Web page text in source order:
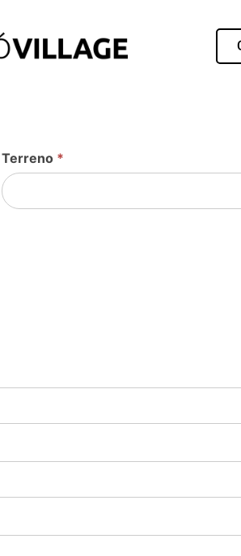
Terreno *